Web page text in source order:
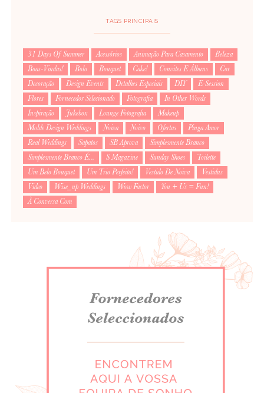
TAGS PRINCIPAIS
31 Days Of Summer Acessórios Animação Para Casamento
Beleza
Boas-Vindas!
Bolo Bouquet Cake! Convites E Álbuns
Cor
Decoração
Design Events Detalhes Especiais DIY
E-Session
Flores
Fornecedor Selecionado Fotografia
In Other Words
Inspiração
Jukebox Lounge Fotografia
Makeup
Molde Design Weddings
Noiva Noivo Ofertas
Pinga Amor
Real Weddings
Sapatos SB Aprova
Simplesmente Branco
Simplesmente Branco É...
S Magazine Sunday Shoes
Toilette
Um Belo Bouquet
Um Trio Perfeito! Vestido De Noiva
Vestidus
Video
Wise_up Weddings Wow Factor
You + Us = Fun!
À Conversa Com